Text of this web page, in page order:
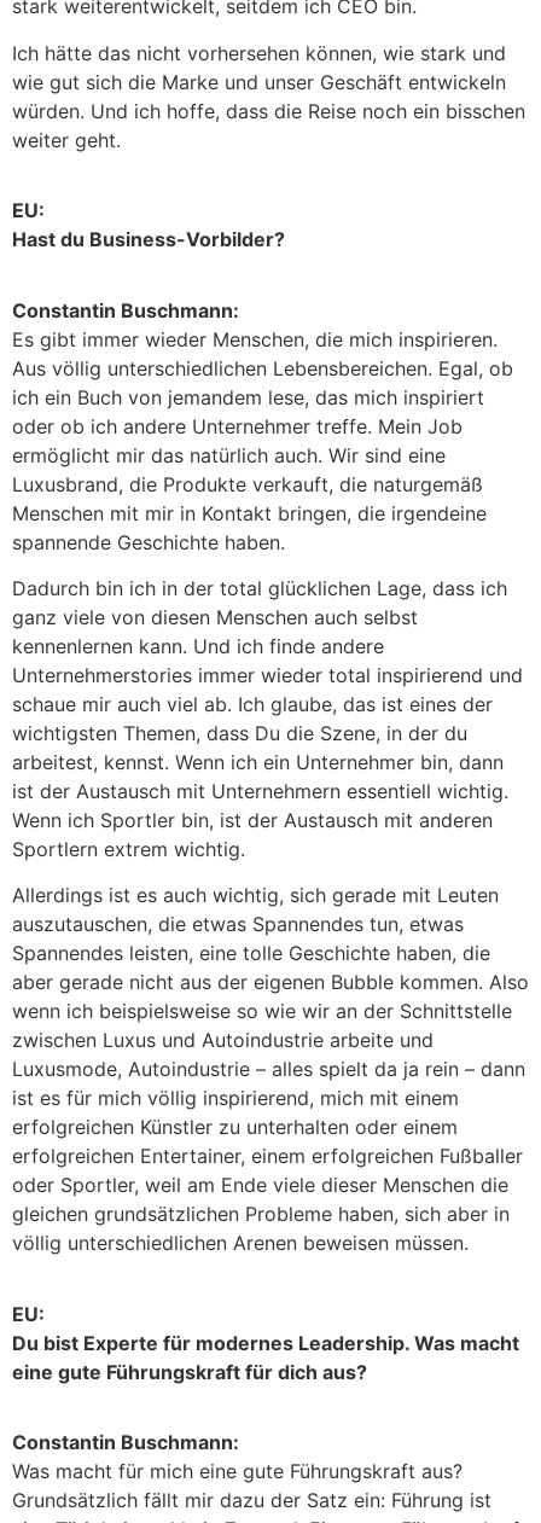
stark weiterentwickelt, seitdem ich CEO bin.
Ich hätte das nicht vorhersehen können, wie stark und
wie gut sich die Marke und unser Geschäft entwickeln
würden. Und ich hoffe, dass die Reise noch ein bisschen
weiter geht.
EU:
Hast du Business-Vorbilder?
Constantin Buschmann:
Es gibt immer wieder Menschen, die mich inspirieren.
Aus völlig unterschiedlichen Lebensbereichen. Egal, ob
ich ein Buch von jemandem lese, das mich inspiriert
oder ob ich andere Unternehmer treffe. Mein Job
ermöglicht mir das natürlich auch. Wir sind eine
Luxusbrand, die Produkte verkauft, die naturgemäß
Menschen mit mir in Kontakt bringen, die irgendeine
spannende Geschichte haben.
Dadurch bin ich in der total glücklichen Lage, dass ich
ganz viele von diesen Menschen auch selbst
kennenlernen kann. Und ich finde andere
Unternehmerstories immer wieder total inspirierend und
schaue mir auch viel ab. Ich glaube, das ist eines der
wichtigsten Themen, dass Du die Szene, in der du
arbeitest, kennst. Wenn ich ein Unternehmer bin, dann
ist der Austausch mit Unternehmern essentiell wichtig.
Wenn ich Sportler bin, ist der Austausch mit anderen
Sportlern extrem wichtig.
Allerdings ist es auch wichtig, sich gerade mit Leuten
auszutauschen, die etwas Spannendes tun, etwas
Spannendes leisten, eine tolle Geschichte haben, die
aber gerade nicht aus der eigenen Bubble kommen. Also
wenn ich beispielsweise so wie wir an der Schnittstelle
zwischen Luxus und Autoindustrie arbeite und
Luxusmode, Autoindustrie – alles spielt da ja rein – dann
ist es für mich völlig inspirierend, mich mit einem
erfolgreichen Künstler zu unterhalten oder einem
erfolgreichen Entertainer, einem erfolgreichen Fußballer
oder Sportler, weil am Ende viele dieser Menschen die
gleichen grundsätzlichen Probleme haben, sich aber in
völlig unterschiedlichen Arenen beweisen müssen.
EU:
Du bist Experte für modernes Leadership. Was macht
eine gute Führungskraft für dich aus?
Constantin Buschmann:
Was macht für mich eine gute Führungskraft aus?
Grundsätzlich fällt mir dazu der Satz ein: Führung ist